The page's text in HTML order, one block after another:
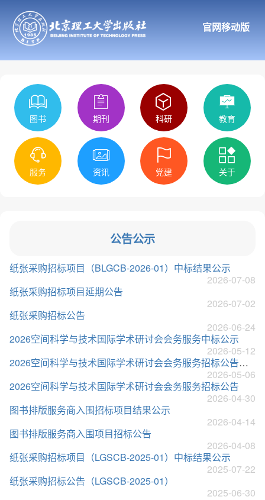
官网移动版
图书 期刊 科研 教育
服务 资讯 党建 关于
公告公示
纸张采购招标项目（BLGCB-2026-01）中标结果公示
2026-07-08
纸张采购招标项目延期公告
2026-07-02
纸张采购招标公告
2026-06-24
2026空间科学与技术国际学术研讨会会务服务中标公示
2026-05-12
2026空间科学与技术国际学术研讨会会务服务招标公告（第二次）
2026-05-06
2026空间科学与技术国际学术研讨会会务服务招标公告
2026-04-30
图书排版服务商入围招标项目结果公示
2026-04-14
图书排版服务商入围项目招标公告
2026-04-08
纸张采购招标项目（LGSCB-2025-01）中标结果公示
2025-07-22
纸张采购招标公告（LGSCB-2025-01）
2025-06-30